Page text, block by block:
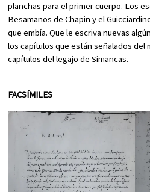
planchas para el primer cuerpo. Los
Besamanos de Chapin y el
que embía. Que le escriva nuevas
los capítulos que están señalados del
capítulos del legajo de Simancas.
FACSÍMILES